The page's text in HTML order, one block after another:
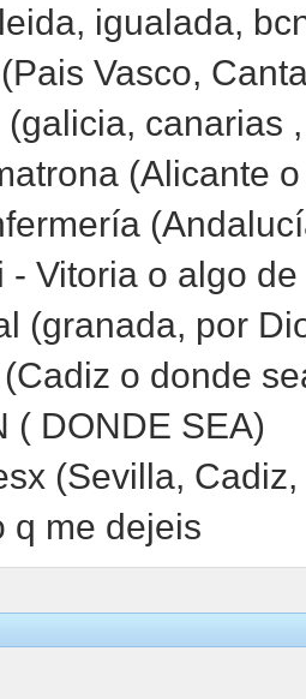
igualada,
Vasco,
canarias
(Alicante
- Vitoria o algo
(granada, por
o donde
( DONDE SEA)
(Sevilla,
q me dejeis